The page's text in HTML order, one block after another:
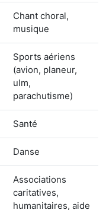
Chant choral,
musique
Sports aériens
(avion, planeur,
ulm,
parachutisme)
Santé
Danse
Associations
caritatives,
humanitaires, aide